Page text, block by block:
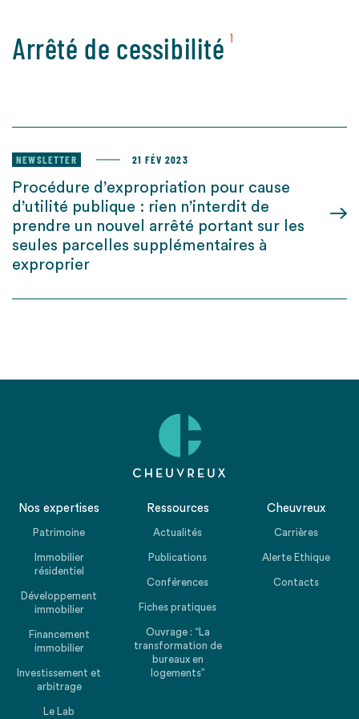
Arrêté de cessibilité 1
NEWSLETTER 21 FÉV 2023
Procédure d’expropriation pour cause
d’utilité publique : rien n’interdit de
prendre un nouvel arrêté portant sur les
seules parcelles supplémentaires à
exproprier
Nos expertises
Patrimoine
Immobilier
résidentiel
Développement
immobilier
Financement
immobilier
Investissement et
arbitrage
Le Lab
Ressources
Actualités
Publications
Conférences
Fiches pratiques
Ouvrage : “La
transformation de
bureaux en
logements”
Cheuvreux
Carrières
Alerte Ethique
Contacts